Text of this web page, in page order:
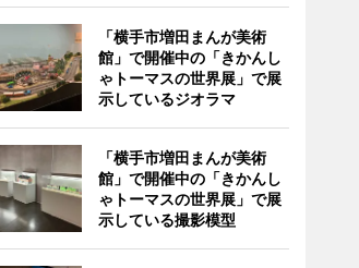
「横手市増田まんが美術
館」で開催中の「きかんし
ゃトーマスの世界展」で展
示しているジオラマ
「横手市増田まんが美術
館」で開催中の「きかんし
ゃトーマスの世界展」で展
示している撮影模型